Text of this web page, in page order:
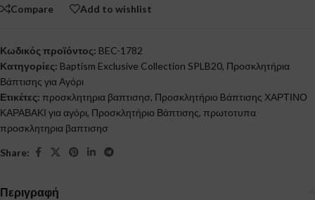
Compare Add to wishlist
Κωδικός προϊόντος: BEC-1782
Κατηγορίες: Baptism Exclusive Collection SPLB20, Προσκλητήρια
Βάπτισης για Αγόρι
Ετικέτες: προσκλητηρια βαπτισησ, Προσκλητήριο Bάπτισης ΧΑΡΤΙΝΟ
ΚΑΡΑΒΑΚΙ για αγόρι, Προσκλητήριο Βάπτισης, πρωτοτυπα
προσκλητηρια βαπτισησ
Share:
Περιγραφή